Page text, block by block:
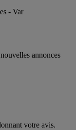
- Var
annonces
votre avis.